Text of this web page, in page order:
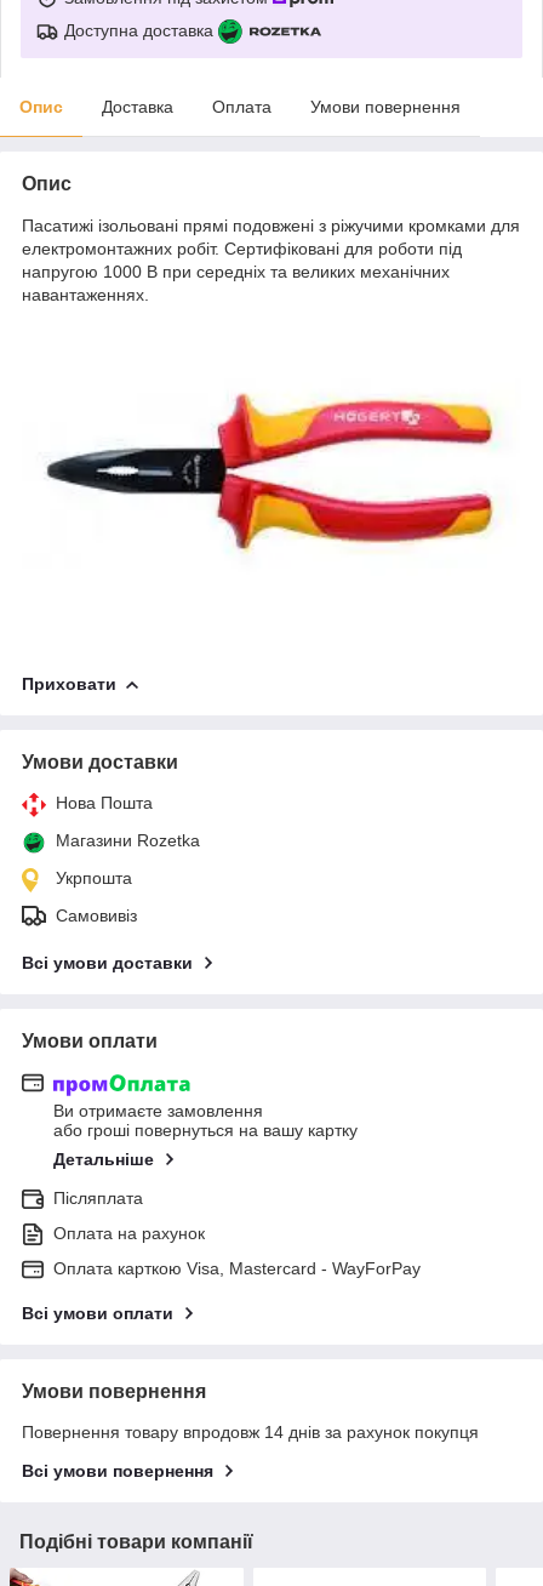
Доступна доставка
Опис Доставка Оплата Умови повернення
Опис
Пасатижі ізольовані прямі подовжені з ріжучими кромками для
електромонтажних робіт. Сертифіковані для роботи під
напругою 1000 В при середніх та великих механічних
навантаженнях.
Приховати
Умови доставки
Нова Пошта
Магазини Rozetka
Укрпошта
Самовивіз
Всі умови доставки
Умови оплати
Ви отримаєте замовлення
або гроші повернуться на вашу картку
Детальніше
Післяплата
Оплата на рахунок
Оплата карткою Visa, Mastercard - WayForPay
Всі умови оплати
Умови повернення
Повернення товару впродовж 14 днів за рахунок покупця
Всі умови повернення
Подібні товари компанії